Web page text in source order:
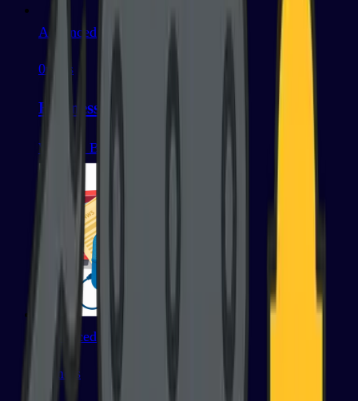
Advanced
0mots
Business
Work & Business
Advanced
mots